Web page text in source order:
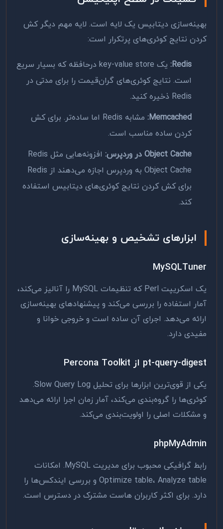
بهینه‌سازی دیتابیس یک لایه است. لایه مهم دیگر کش
کردن نتایج کوئری‌های پرتکرار است:
Redis:
یک key-value store درحافظه که بسیار سریع
است. نتایج کوئری‌های گران‌قیمت را برای مدتی در
Redis ذخیره کنید.
Memcached:
مشابه Redis اما ساده‌تر. برای کش
کردن ساده مناسب است.
Object Cache در وردپرس:
افزونه‌هایی مثل Redis
Object Cache به وردپرس اجازه می‌دهند از Redis
برای کش کردن نتایج کوئری‌های دیتابیس استفاده
کند.
ابزارهای تشخیص و بهینه‌سازی
MySQLTuner
یک اسکریپت Perl که تنظیمات MySQL را آنالیز می‌کند،
آمار استفاده را بررسی می‌کند و پیشنهادهای بهینه‌سازی
ارائه می‌دهد. اجرای آن ساده است و خروجی خوانا و
مفیدی دارد.
pt-query-digest از Percona Toolkit
یکی از قوی‌ترین ابزارها برای تحلیل Slow Query Log.
کوئری‌ها را گروه‌بندی می‌کند، آمار زمان اجرا ارائه می‌دهد
و مشکلات اصلی را اولویت‌بندی می‌کند.
phpMyAdmin
رابط گرافیکی محبوب برای مدیریت MySQL. امکانات
Optimize table، Analyze table و بررسی ایندکس‌ها را
دارد. برای اکثر کاربران هاست مشترک در دسترس است.